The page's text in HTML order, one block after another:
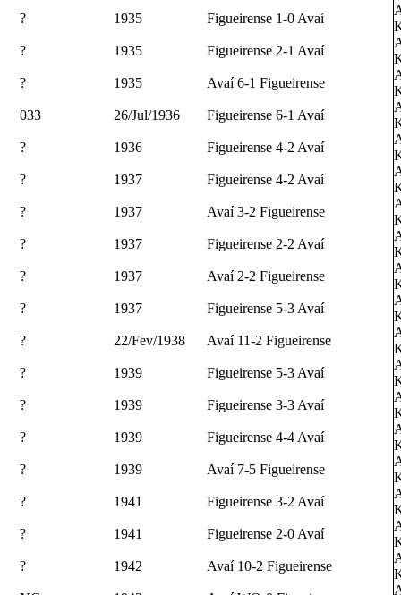
?
1935 Figueirense 1-0 Avaí
?
1935 Figueirense 2-1 Avaí
?
1935 Avaí 6-1 Figueirense
033
26/Jul/1936 Figueirense 6-1 Avaí
?
1936 Figueirense 4-2 Avaí
?
1937 Figueirense 4-2 Avaí
?
1937 Avaí 3-2 Figueirense
?
1937 Figueirense 2-2 Avaí
?
1937 Avaí 2-2 Figueirense
?
1937 Figueirense 5-3 Avaí
?
22/Fev/1938 Avaí 11-2 Figueirense
?
1939 Figueirense 5-3 Avaí
?
1939 Figueirense 3-3 Avaí
?
1939 Figueirense 4-4 Avaí
?
1939 Avaí 7-5 Figueirense
?
1941 Figueirense 3-2 Avaí
?
1941 Figueirense 2-0 Avaí
?
1942 Avaí 10-2 Figueirense